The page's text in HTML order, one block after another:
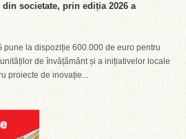
societate, prin ediția 2026 a
pune la dispoziție 600.000 de euro pentru
de învățământ și a inițiativelor locale
proiecte de inovație...